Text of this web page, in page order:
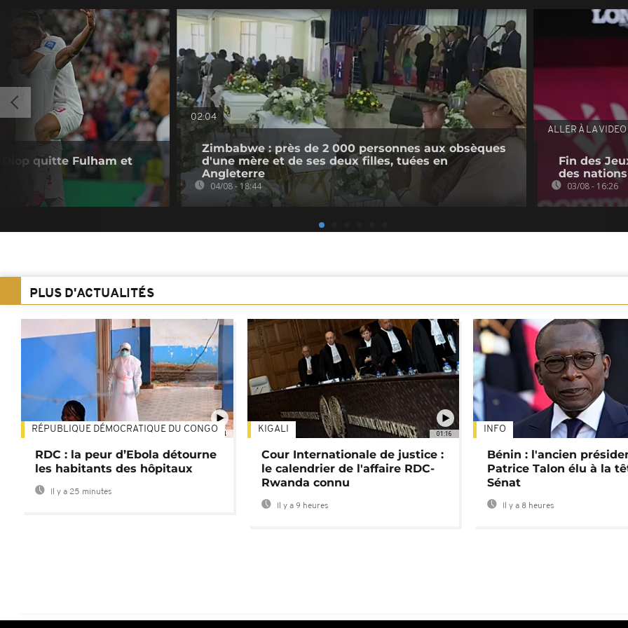
Diop quitte Fulham et
02:04
Zimbabwe : près de 2 000 personnes aux obsèques
d'une mère et de ses deux filles, tuées en
Angleterre
04/08 - 18:44
ALLER À LA VIDEO
Fin des
des
03/08 - 16:26
PLUS D'ACTUALITÉS
01:34
RÉPUBLIQUE DÉMOCRATIQUE DU CONGO
RDC : la peur d’Ebola détourne
les habitants des hôpitaux
Il y a 25 minutes
01:16
KIGALI
Cour Internationale de justice :
le calendrier de l'affaire RDC-
Rwanda connu
Il y a 9 heures
INFO
Bénin : l'ancien
Patrice Talon élu à la
Sénat
Il y a 8 heures